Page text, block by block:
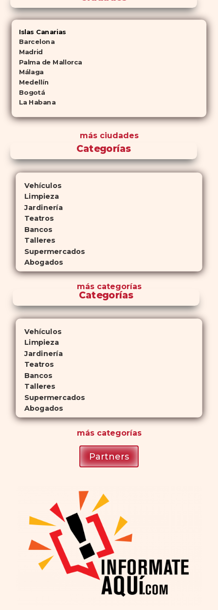
Islas Canarias
Barcelona
Madrid
Palma de Mallorca
Málaga
Medellín
Bogotá
La Habana
más ciudades
Categorías
Vehículos
Limpieza
Jardinería
Teatros
Bancos
Talleres
Supermercados
Abogados
máscategorías
Categorías
Vehículos
Limpieza
Jardinería
Teatros
Bancos
Talleres
Supermercados
Abogados
máscategorías
Partners